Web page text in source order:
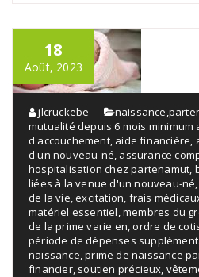
18
Août, 2023
jlcruckebe naissance
mutualité depuis 6 mois
d'accouchement, aide financière
d'un nouveau-né assurance
hospitalisation chez partenamut
liées à la venue d'un nouveau-né
de la vie ,excitation frais
matériel essentiel ,membres du
de la prime varie en ,ordre de
période de dépenses
naissance ,prime de naissance
financier, soutien précieux